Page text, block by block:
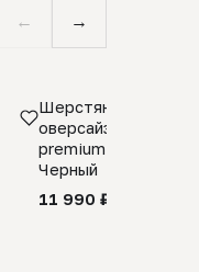
← →
Шерстяной свитер
оверсайз 100%
premium merino
Черный
11 990 ₽